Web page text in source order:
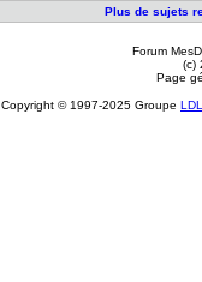
Plus de sujets
Forum
(c)
Page
Copyright © 1997-2025 Groupe